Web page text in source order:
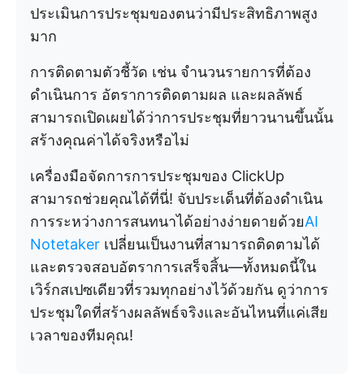
ประเมินการประชุมของตนว่ามีประสิทธิภาพสูง
มาก
การติดตามตัวชี้วัด เช่น จำนวนรายการที่ต้อง
ดำเนินการ อัตราการติดตามผล และผลลัพธ์
สามารถเปิดเผยได้ว่าการประชุมที่ยาวนานขึ้นนั้น
สร้างคุณค่าได้จริงหรือไม่
เครื่องมือจัดการการประชุมของ ClickUp
สามารถช่วยคุณได้ที่นี่! จับประเด็นที่ต้องดำเนิน
การระหว่างการสนทนาได้อย่างง่ายดายด้วยAI
Notetaker เปลี่ยนเป็นงานที่สามารถติดตามได้
และตรวจสอบอัตราการเสร็จสิ้น—ทั้งหมดนี้ใน
เวิร์กสเปซเดียวที่รวมทุกอย่างไว้ด้วยกัน ดูว่าการ
ประชุมใดที่สร้างผลลัพธ์จริงและอันไหนที่แค่เสีย
เวลาของทีมคุณ!